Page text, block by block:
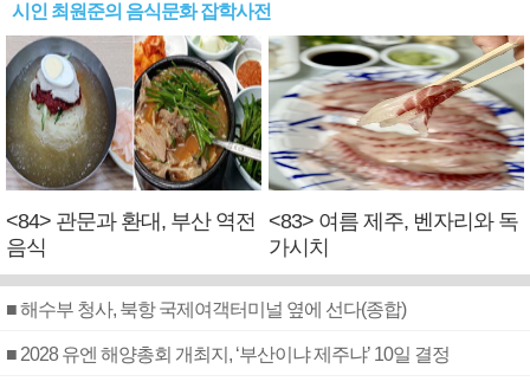
시인 최원준의 음식문화 잡학사전
<84> 관문과 환대, 부산 역전
음식
<83> 여름 제주, 벤자리와 독
가시치
■ 해수부 청사, 북항 국제여객터미널 옆에 선다(종합)
■ 2028 유엔 해양총회 개최지, ‘부산이냐 제주냐’ 10일 결정